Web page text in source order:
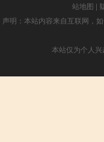
站地图 |
声明：本站内容来自互联网，
本站仅为个人